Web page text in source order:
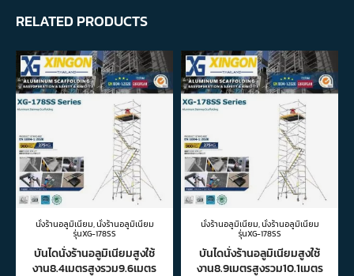
RELATED PRODUCTS
นั่งร้านอลูมิเนียม,นั่งร้านอลูมิเนียม
รุ่นXG-178SS
บันไดนั่งร้านอลูมิเนียมสูงใช้
งาน8.4เมตรสูงรวม9.6เมตร
นั่งร้านอลูมิเนียม,นั่งร้านอลูมิเนียม
รุ่นXG-178SS
บันไดนั่งร้านอลูมิเนียมสูงใช้
งาน8.9เมตรสูงรวม10.1เมตร